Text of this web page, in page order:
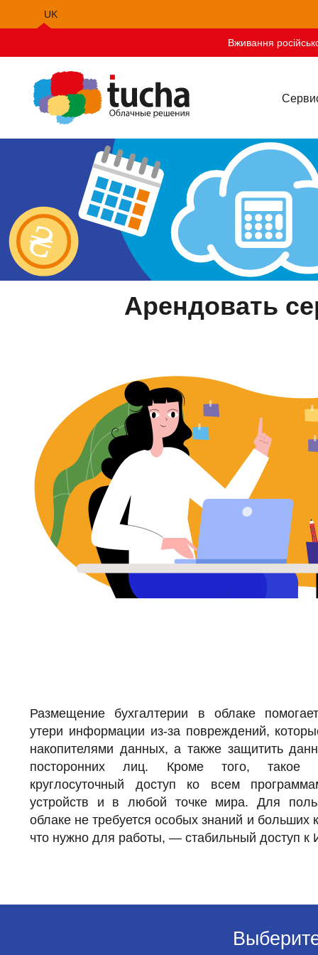
UK
Вживання
Арендовать
Размещение бухгалтерии в облаке
утери информации из-за повреждений,
накопителями данных, а также защитить
посторонних лиц. Кроме того, такое
круглосуточный доступ ко всем
устройств и в любой точке мира. Для
облаке не требуется особых знаний и больших
что нужно для работы, — стабильный доступ к